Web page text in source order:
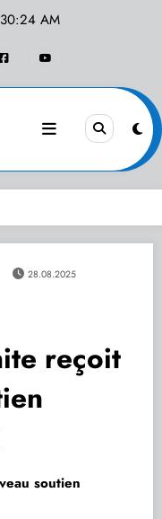
AM
28.08.2025
reçoit
soutien